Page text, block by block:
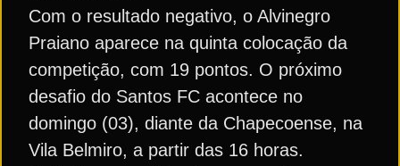
Com o resultado negativo, o Alvinegro
Praiano aparece na quinta colocação da
competição, com 19 pontos. O próximo
desafio do Santos FC acontece no
domingo (03), diante da Chapecoense, na
Vila Belmiro, a partir das 16 horas.